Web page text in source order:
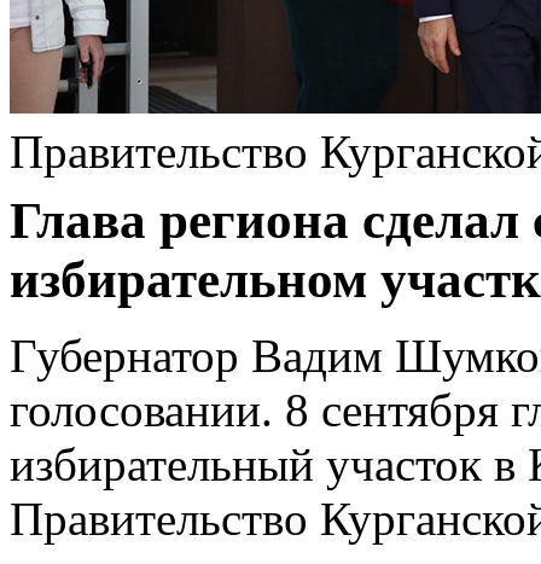
Правительство
Глава региона
избирательном
Губернатор Вадим
голосовании. 8 сентября
избирательный участок в
Правительство